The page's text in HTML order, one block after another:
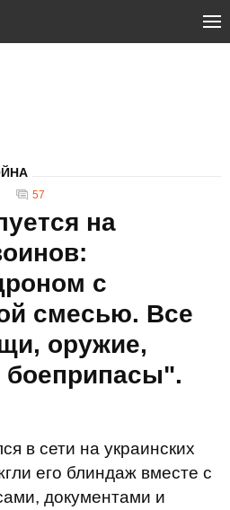
57
на
с
смесью. Все
оружие,
в сети на украинских
его блиндаж вместе с
документами и